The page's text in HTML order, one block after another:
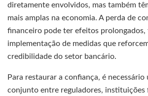
diretamente envolvidos, mas também
mais amplas na economia. A perda de
financeiro pode ter efeitos
implementação de medidas que
credibilidade do setor bancário.
Para restaurar a confiança, é necessário
conjunto entre reguladores, instituições